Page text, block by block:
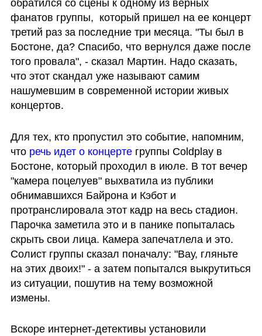
обратился со сцены к одному из верных
фанатов группы,  который пришел на ее концерт
третий раз за последние три месяца. "Ты был в
Бостоне, да? Спасибо, что вернулся даже после
того провала", - сказал Мартин. Надо сказать,
что этот скандал уже называют самим
нашумевшим в современной истории живых
концертов.
Для тех, кто пропустил это событие, напомним,
что речь идет о концерте группы Coldplay в
Бостоне, который проходил в июле. В тот вечер
"камера поцелуев" выхватила из публики
обнимавшихся Байрона и Кэбот и
протранслировала этот кадр на весь стадион.
Парочка заметила это и в панике попыталась
скрыть свои лица. Камера запечатлела и это.
Солист группы сказал поначалу: "Вау, гляньте
на этих двоих!" - а затем попытался выкрутиться
из ситуации, пошутив на тему возможной
измены.
Вскоре интернет-детективы установили